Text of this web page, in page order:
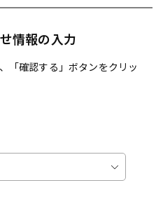
情報の入力
「確認する」ボタンをクリッ